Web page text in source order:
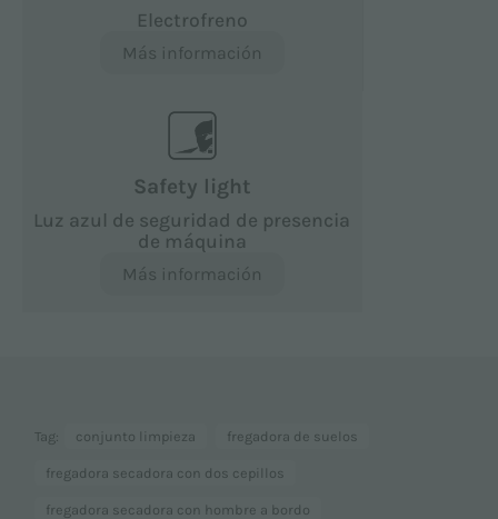
Electrofreno
Más información
Safety light
Luz azul de seguridad de presencia
de máquina
Más información
Tag: conjunto limpieza fregadora de suelos
fregadora secadora con dos cepillos
fregadora secadora con hombre a bordo